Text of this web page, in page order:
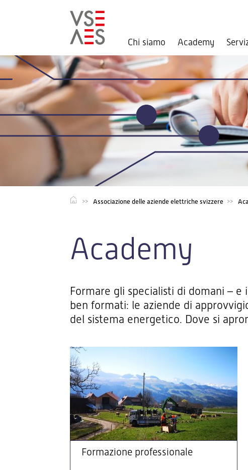
Salta
al
contenuto
principale
Chi siamo Academy
Associazione delle aziende elettriche svizzere
Academy
Formare gli specialisti di domani –
ben formati: le aziende di
del sistema energetico. Dove si
Formazione professionale